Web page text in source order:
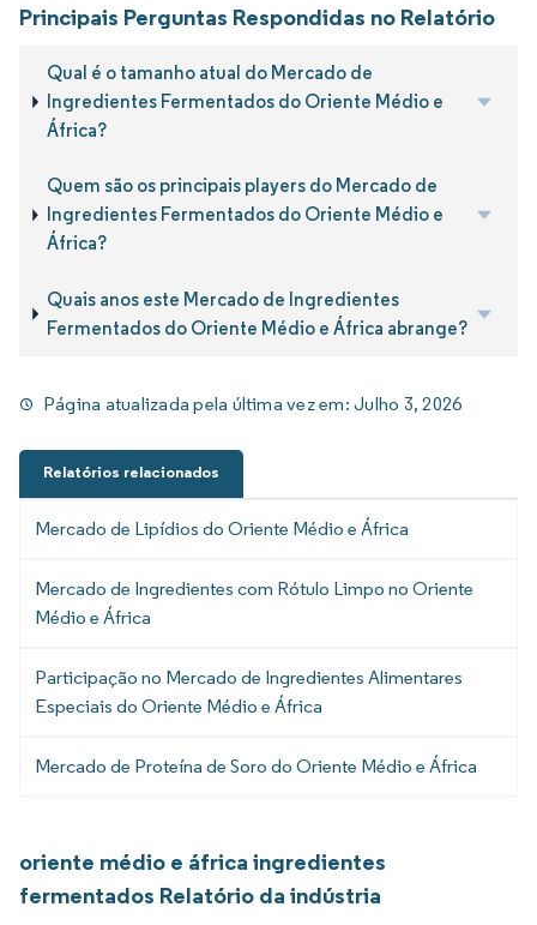
Principais Perguntas Respondidas no Relatório
Qual é o tamanho atual do Mercado de
Ingredientes Fermentados do Oriente Médio e
África?
Quem são os principais players do Mercado de
Ingredientes Fermentados do Oriente Médio e
África?
Quais anos este Mercado de Ingredientes
Fermentados do Oriente Médio e África abrange?
Página atualizada pela última vez em:Julho 3, 2026
Relatórios relacionados
Mercado de Lipídios do Oriente Médio e África
Mercado de Ingredientes com Rótulo Limpo no Oriente
Médio e África
Participação no Mercado de Ingredientes Alimentares
Especiais do Oriente Médio e África
Mercado de Proteína de Soro do Oriente Médio e África
oriente médio e áfrica ingredientes
fermentados Relatório da indústria